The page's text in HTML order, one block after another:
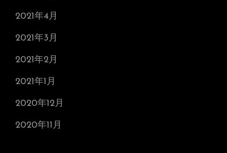
2021年4月
2021年3月
2021年2月
2021年1月
2020年12月
2020年11月